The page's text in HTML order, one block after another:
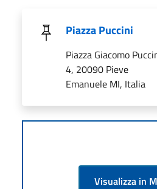
Piazza Puccini
Piazza Giacomo
4, 20090 Pieve
Emanuele MI, Italia
Visualizza in